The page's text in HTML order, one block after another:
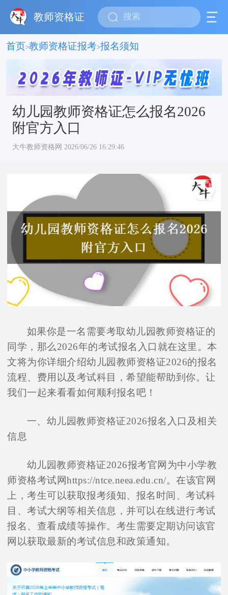
教师资格证
首页>教师资格证报考>报名须知
幼儿园教师资格证怎么报名2026
附官方入口
大牛教师资格网 2026/06/26 16:29:46
如果你是一名需要考取幼儿园教师资格证的
同学，那么2026年的考试报名入口就在这里。本
文将为你详细介绍幼儿园教师资格证2026的报名
流程、费用以及考试科目，希望能帮助到你。让
我们一起来看看如何顺利报名吧！
一、幼儿园教师资格证2026报名入口及相关
信息
幼儿园教师资格证2026报考官网为中小学教
师资格考试网https://ntce.neea.edu.cn/。在该官网
上，考生可以获取报考须知、报名时间、考试科
目、考试大纲等相关信息，并可以在线进行考试
报名、查看成绩等操作。考生需要定期访问该官
网以获取最新的考试信息和政策通知。